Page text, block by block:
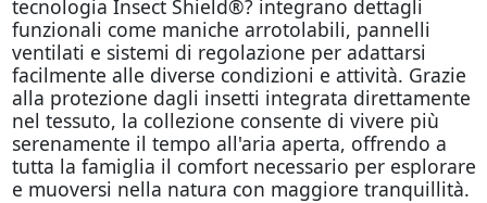
tecnologia Insect Shield®? integrano dettagli
funzionali come maniche arrotolabili, pannelli
ventilati e sistemi di regolazione per adattarsi
facilmente alle diverse condizioni e attività. Grazie
alla protezione dagli insetti integrata direttamente
nel tessuto, la collezione consente di vivere più
serenamente il tempo all'aria aperta, offrendo a
tutta la famiglia il comfort necessario per esplorare
e muoversi nella natura con maggiore tranquillità.